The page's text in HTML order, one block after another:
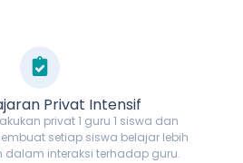
Privat Intensif
privat 1 guru 1 siswa dan
setiap siswa belajar lebih
dalam interaksi terhadap guru.